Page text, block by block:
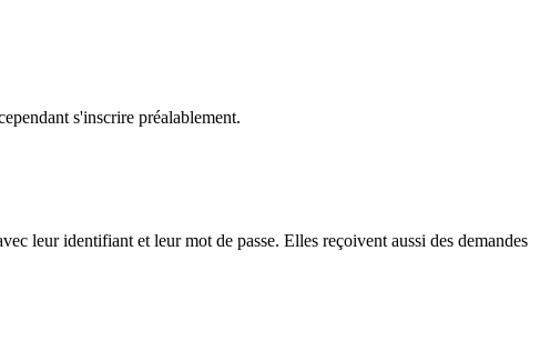
s'inscrire préalablement.
leur identifiant et leur mot de passe. Elles reçoivent aussi des demandes